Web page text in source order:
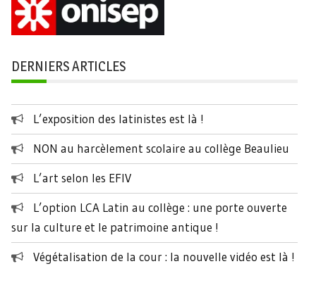
DERNIERS ARTICLES
L’exposition des latinistes est là !
NON au harcèlement scolaire au collège Beaulieu
L’art selon les EFIV
L’option LCA Latin au collège : une porte ouverte
sur la culture et le patrimoine antique !
Végétalisation de la cour : la nouvelle vidéo est là !